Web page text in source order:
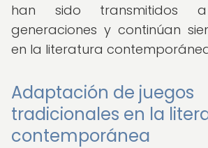
han sido transmitidos
generaciones y continúan
en la literatura
Adaptación de juegos
tradicionales en la
contemporánea